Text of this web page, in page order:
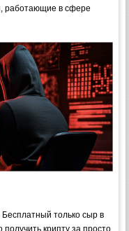
работающие в сфере
только сыр в
крипту за просто